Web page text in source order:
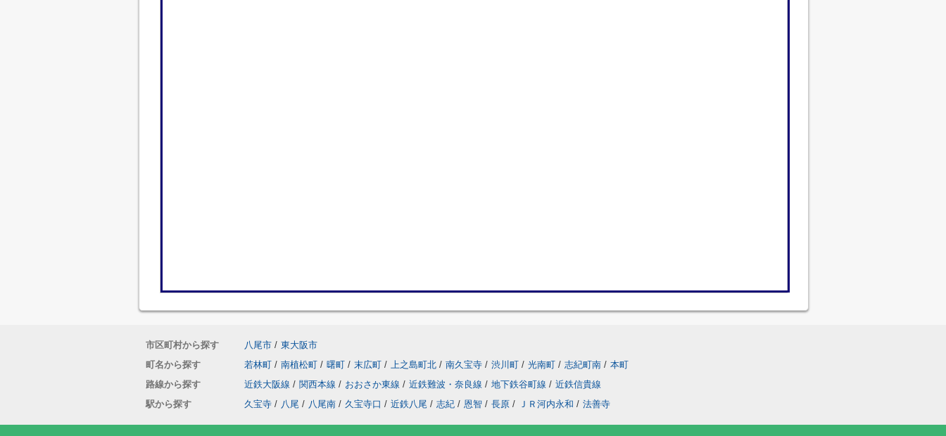
市区町村から探す 八尾市 / 東大阪市
町名から探す
若林町 / 南植松町 / 曙町 / 末広町 / 上之島町北 / 南久宝寺 / 渋川町 / 光南町 / 志紀町南 / 本町
路線から探す
近鉄大阪線 / 関西本線 / おおさか東線 / 近鉄難波・奈良線 / 地下鉄谷町線 / 近鉄信貴線
駅から探す
久宝寺 / 八尾 / 八尾南 / 久宝寺口 / 近鉄八尾 / 志紀 / 恩智 / 長原 / ＪＲ河内永和 / 法善寺